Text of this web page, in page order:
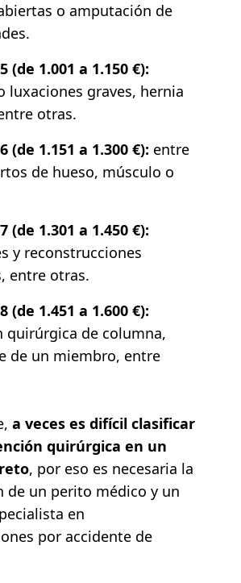
o amputación de
(de 1.001 a 1.150 €):
luxaciones graves, hernia
otras.
(de 1.151 a 1.300 €): entre
de hueso, músculo o
(de 1.301 a 1.450 €):
y reconstrucciones
entre otras.
(de 1.451 a 1.600 €):
quirúrgica de columna,
de un miembro, entre
a veces es difícil clasificar
quirúrgica en un
, por eso es necesaria la
de un perito médico y un
en
por accidente de